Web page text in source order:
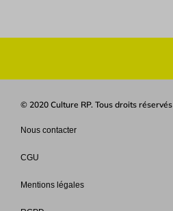
© 2020 Culture RP. Tous droits réservés
Nous contacter
CGU
Mentions légales